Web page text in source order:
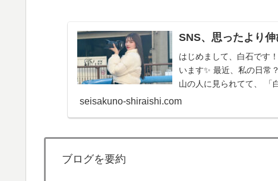
SNS、思ったより
はじめまして、白石です
います✨ 最近、私の日常
山の人に見られてて、 「
seisakuno-shiraishi.com
ブログを要約